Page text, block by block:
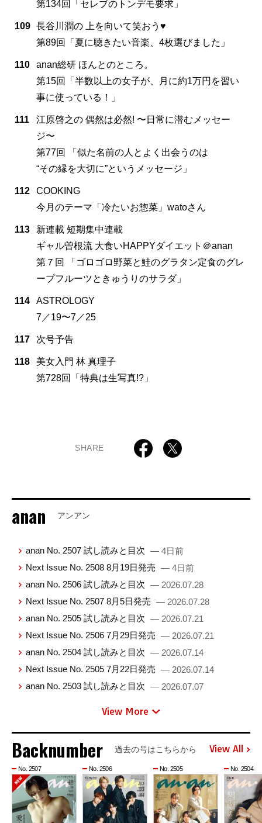
第134回「セレブのトンデモ要求」
109 長谷川潤の 上を向いて笑おう♥
第89回「夏に聴きたい音楽、4枚選びました」
110
anan総研 ほんとのところ。
第15回「半数以上の女子が、月に約1万円を習い
事に使っている！」
111
江原啓之の 偶然は必然! 〜日常に潜むメッセー
ジ〜
第77回 「似た名前の人とよく出会うのは
“その縁を大切に”というメッセージ」
112
COOKING
今月のテーマ「冷たいお惣菜」watoさん
113
新連載 短期集中連載
ギャル曽根流 大食いHAPPYダイエット＠anan
第７回 「ゴロゴロ野菜と鮭のグラタン定食のグレ
ープフルーツときゅうりのサラダ」
114
ASTROLOGY
7／19〜7／25
117 次号予告
118
美女入門 林 真理子
第728回「特典は生写真!?」
SHARE
anan アンアン
anan No. 2507 試し読みと目次 — 4日前
Next Issue No. 2508 8月19日発売 — 4日前
anan No. 2506 試し読みと目次 — 2026.07.28
Next Issue No. 2507 8月5日発売 — 2026.07.28
anan No. 2505 試し読みと目次 — 2026.07.21
Next Issue No. 2506 7月29日発売 — 2026.07.21
anan No. 2504 試し読みと目次 — 2026.07.14
Next Issue No. 2505 7月22日発売 — 2026.07.14
anan No. 2503 試し読みと目次 — 2026.07.07
View More
Backnumber 過去の号はこちらから View All
No. 2507 No. 2506 No. 2505 No. 2504